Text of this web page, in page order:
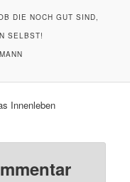
DIE NOCH GUT SIND,
SELBST!
Innenleben